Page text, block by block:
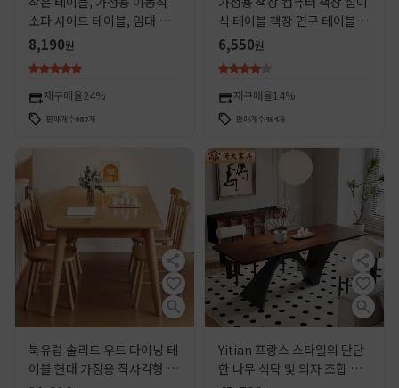
소파 사이드 테이블, 임대 주
택, 작은 커피 테이블, 거실, 간
단한 작은 사각형 테이블, 선
반
8,190원
재구매율24%
판매개수987개
식 테이블 책장 연구 테이블 사
무실 책상 접히는 간단한 침실
침대 옆 작은 테이블
6,550원
재구매율 14%
판매개수464개
북유럽 솔리드 우드 다이닝 테
이블 현대 가정용 직사각형 다
Yitian 프랑스 스타일의 단단
한 나무 식탁 및 의자 조합 가